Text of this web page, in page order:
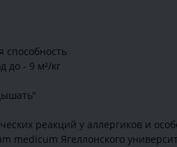
способность
до - 9 м²/кг
реакций у аллергиков и
mediсum Ягеллонского